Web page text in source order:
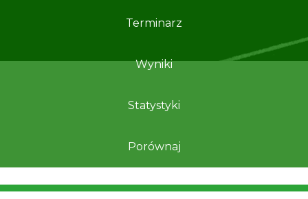
Terminarz
Wyniki
Statystyki
Porównaj